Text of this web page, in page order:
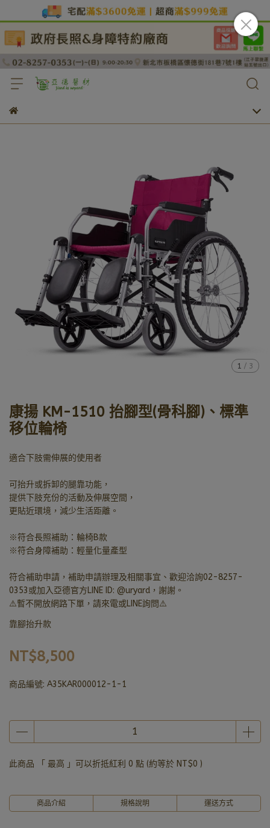
1 / 3
康揚 KM-1510 抬腳型(骨科腳)、標準
移位輪椅
適合下肢需伸展的使用者
可抬升或拆卸的腿靠功能，
提供下肢充份的活動及伸展空間，
更貼近環境，減少生活距離。
※符合長照補助：輪椅B款
※符合身障補助：輕量化量產型
符合補助申請，補助申請辦理及相關事宜、歡迎洽詢02-8257-
0353或加入亞德官方LINE ID: @uryard，謝謝。
⚠️暫不開放網路下單，請來電或LINE詢問⚠️
靠腳抬升款
NT$8,500
商品編號: A35KAR000012-1-1
此商品 「 最高 」可以折抵紅利 0 點 (約等於 NT$0 )
商品介紹 規格說明 運送方式